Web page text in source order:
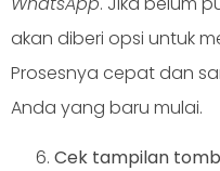
akan diberi opsi untuk
Prosesnya cepat dan
Anda yang baru mulai.
Cek tampilan